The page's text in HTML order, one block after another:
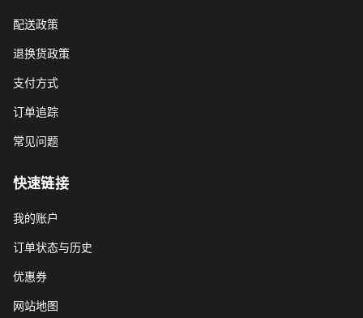
配送政策
退换货政策
支付方式
订单追踪
常见问题
快速链接
我的账户
订单状态与历史
优惠券
网站地图